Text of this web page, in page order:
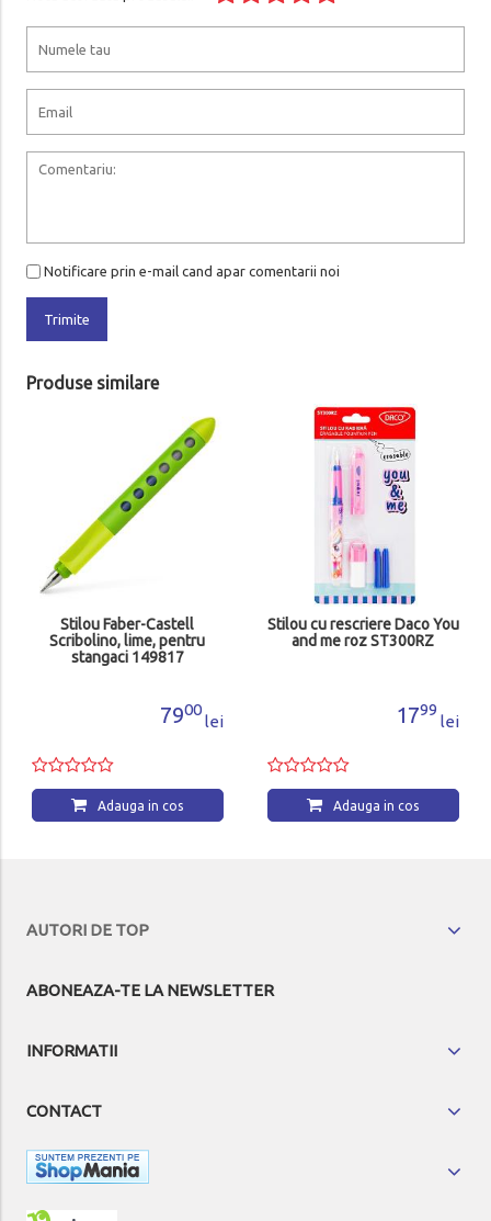
Notificare prin e-mail cand apar comentarii noi
Trimite
Produse similare
Stilou Faber-Castell
Scribolino, lime, pentru
stangaci 149817
7900
lei
Adauga in cos
Stilou cu rescriere Daco You
and me roz ST300RZ
1799
lei
Adauga in cos
AUTORI DE TOP
ABONEAZA-TE LA NEWSLETTER
INFORMATII
CONTACT